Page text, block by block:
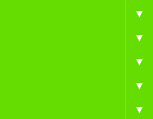
▼
▼
▼
▼
▼